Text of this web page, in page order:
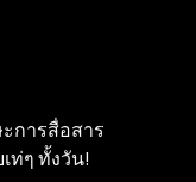
การสื่อสาร
ท่ๆ ทั้งวัน!